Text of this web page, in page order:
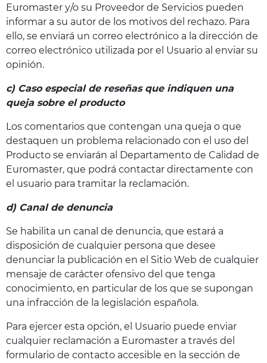
Euromaster y/o su Proveedor de Servicios pueden
informar a su autor de los motivos del rechazo. Para
ello, se enviará un correo electrónico a la dirección de
correo electrónico utilizada por el Usuario al enviar su
opinión.
c) Caso especial de reseñas que indiquen una
queja sobre el producto
Los comentarios que contengan una queja o que
destaquen un problema relacionado con el uso del
Producto se enviarán al Departamento de Calidad de
Euromaster, que podrá contactar directamente con
el usuario para tramitar la reclamación.
d) Canal de denuncia
Se habilita un canal de denuncia, que estará a
disposición de cualquier persona que desee
denunciar la publicación en el Sitio Web de cualquier
mensaje de carácter ofensivo del que tenga
conocimiento, en particular de los que se supongan
una infracción de la legislación española.
Para ejercer esta opción, el Usuario puede enviar
cualquier reclamación a Euromaster a través del
formulario de contacto accesible en la sección de